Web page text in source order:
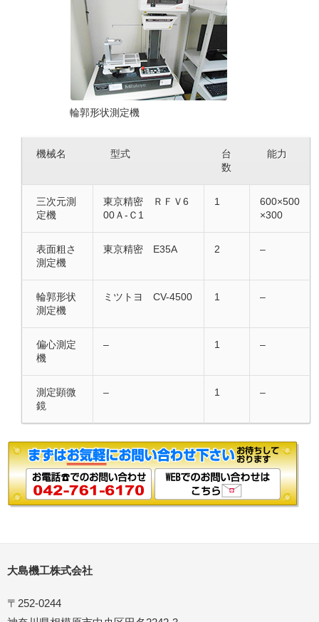
輪郭形状測定機
機械名 型式
台
数
能力
三次元測
定機
東京精密 ＲＦＶ6
00Ａ-Ｃ1
1
600×500
×300
表面粗さ
測定機
東京精密 E35A 2 –
輪郭形状
測定機
ミツトヨ CV-4500 1 –
偏心測定
機
– 1 –
測定顕微
鏡
– 1 –
大島機工株式会社
〒252-0244